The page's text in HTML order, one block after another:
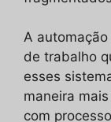
A
de trabalho
esses
maneira
com